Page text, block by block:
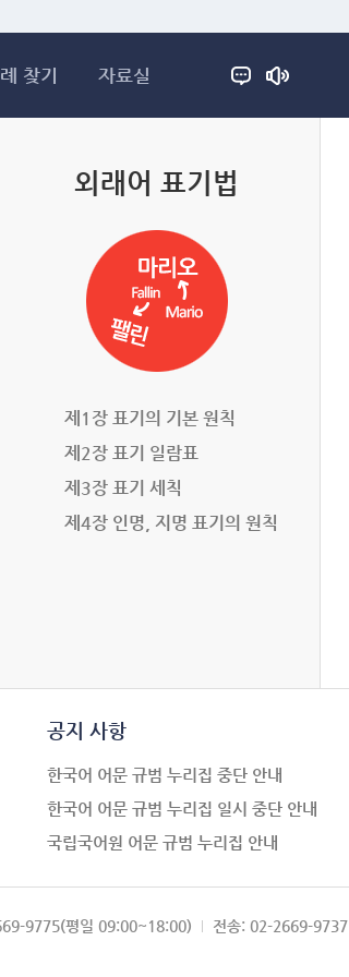
찾기 자료실
외래어 표기법
제1장 표기의 기본 원칙
제2장 표기 일람표
제3장 표기 세칙
제4장 인명, 지명 표기의 원칙
공지 사항
한국어 어문 규범 누리집 중단 안내
한국어 어문 규범 누리집 일시 중단 안내
국립국어원 어문 규범 누리집 안내
9775(평일 09:00~18:00) 전송: 02-2669-9737